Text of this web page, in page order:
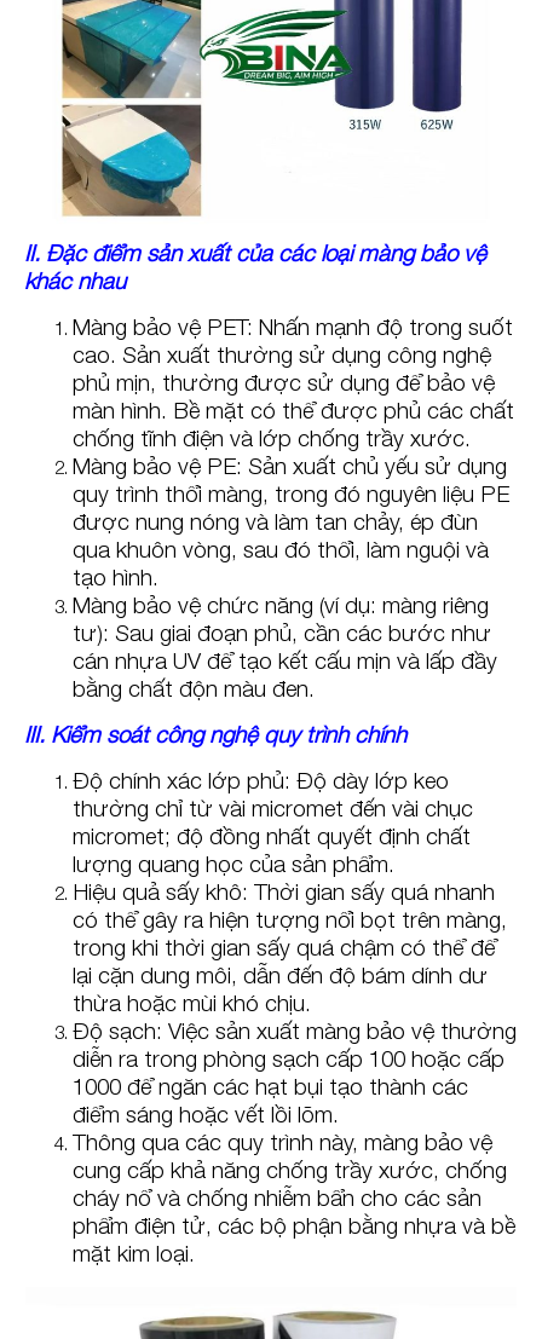
II. Đặc điểm sản xuất của các loại màng bảo vệ
khác nhau
Màng bảo vệ PET: Nhấn mạnh độ trong suốt
cao. Sản xuất thường sử dụng công nghệ
phủ mịn, thường được sử dụng để bảo vệ
màn hình. Bề mặt có thể được phủ các chất
chống tĩnh điện và lớp chống trầy xước.
Màng bảo vệ PE: Sản xuất chủ yếu sử dụng
quy trình thổi màng, trong đó nguyên liệu PE
được nung nóng và làm tan chảy, ép đùn
qua khuôn vòng, sau đó thổi, làm nguội và
tạo hình.
Màng bảo vệ chức năng (ví dụ: màng riêng
tư): Sau giai đoạn phủ, cần các bước như
cán nhựa UV để tạo kết cấu mịn và lấp đầy
bằng chất độn màu đen.
III. Kiểm soát công nghệ quy trình chính
Độ chính xác lớp phủ: Độ dày lớp keo
thường chỉ từ vài micromet đến vài chục
micromet; độ đồng nhất quyết định chất
lượng quang học của sản phẩm.
Hiệu quả sấy khô: Thời gian sấy quá nhanh
có thể gây ra hiện tượng nổi bọt trên màng,
trong khi thời gian sấy quá chậm có thể để
lại cặn dung môi, dẫn đến độ bám dính dư
thừa hoặc mùi khó chịu.
Độ sạch: Việc sản xuất màng bảo vệ thường
diễn ra trong phòng sạch cấp 100 hoặc cấp
1000 để ngăn các hạt bụi tạo thành các
điểm sáng hoặc vết lồi lõm.
Thông qua các quy trình này, màng bảo vệ
cung cấp khả năng chống trầy xước, chống
cháy nổ và chống nhiễm bẩn cho các sản
phẩm điện tử, các bộ phận bằng nhựa và bề
mặt kim loại.